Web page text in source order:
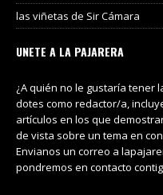
las viñetas de Sir Cámara
UNETE A LA PAJARERA
¿A quién no le gustaría tener
dotes como redactor/a,
artículos en los que
de vista sobre un tema en
Envianos un correo a
pondremos en contacto